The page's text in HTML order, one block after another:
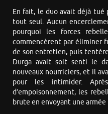
En fait, le duo avait déjà tué
tout seul. Aucun
pourquoi les forces
commencèrent par éliminer
de son entretien, puis
Durga avait soit senti le
nouveaux nourriciers, et il
pour les intimider.
d’empoisonnement, les
brute en envoyant une